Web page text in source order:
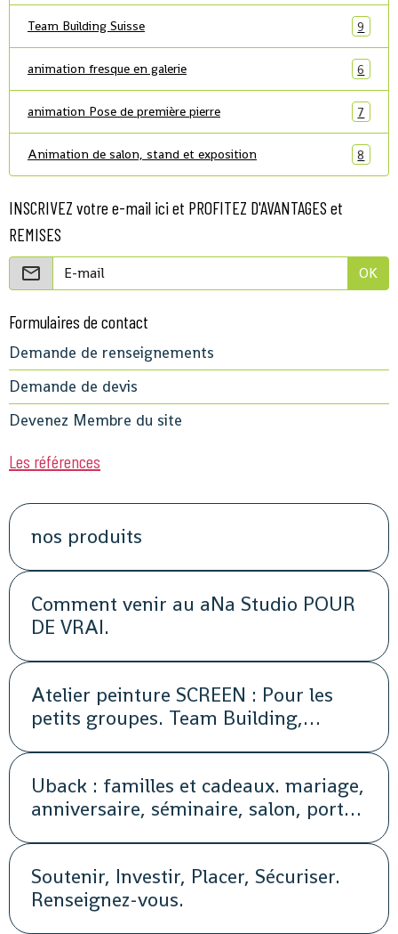
Team Building Suisse 9
animation fresque en galerie 6
animation Pose de première pierre 7
Animation de salon, stand et exposition 8
INSCRIVEZ votre e-mail ici et PROFITEZ D'AVANTAGES et
REMISES
OK
Formulaires de contact
Demande de renseignements
Demande de devis
Devenez Membre du site
Les références
nos produits
Comment venir au aNa Studio POUR
DE VRAI.
Atelier peinture SCREEN : Pour les
petits groupes. Team Building,
Uback : familles et cadeaux. mariage,
anniversaire, séminaire, salon, portes
Soutenir, Investir, Placer, Sécuriser.
Renseignez-vous.